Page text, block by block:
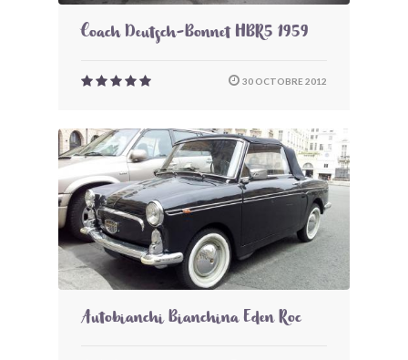
Coach Deutsch-Bonnet HBR5 1959
30 OCTOBRE 2012
Autobianchi Bianchina Eden Roc